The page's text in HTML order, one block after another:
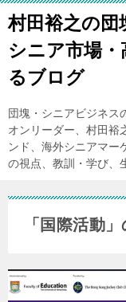
村田裕之の団
シニア市場
るブログ
団塊・シニアビジネス
オンリーダー、村田裕
ンド、海外シニアマー
の視点、教訓・学び、
「国際活動